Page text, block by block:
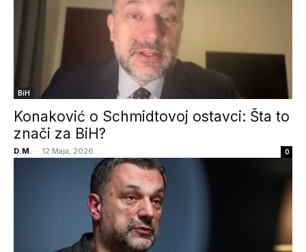
BiH
Konaković o Schmidtovoj ostavci: Šta to
znači za BiH?
D.M. - 12 Maja, 2026 0